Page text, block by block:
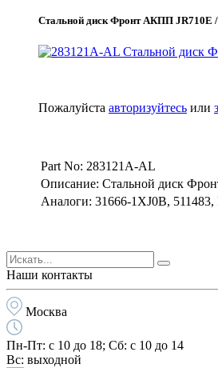
Стальной диск Фронт АКПП JR710E
Пожалуйста авторизуйтесь или
Part No: 283121A-AL
Описание: Стальной диск
Аналоги: 31666-1XJ0B, 511483,
Наши контакты
Москва
Пн-Пт: с 10 до 18; Cб: с 10 до 14
Вс: выходной